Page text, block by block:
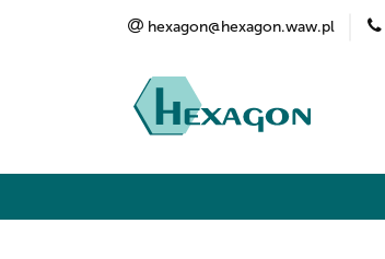
hexagon@hexagon.waw.pl